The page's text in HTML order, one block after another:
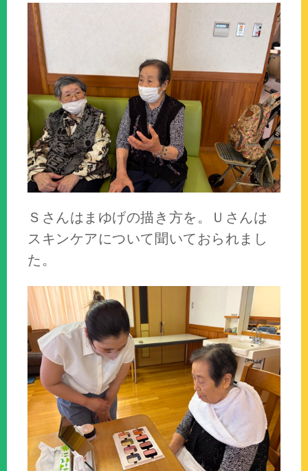
Ｓさんはまゆげの描き方を。Ｕさんは
スキンケアについて聞いておられまし
た。